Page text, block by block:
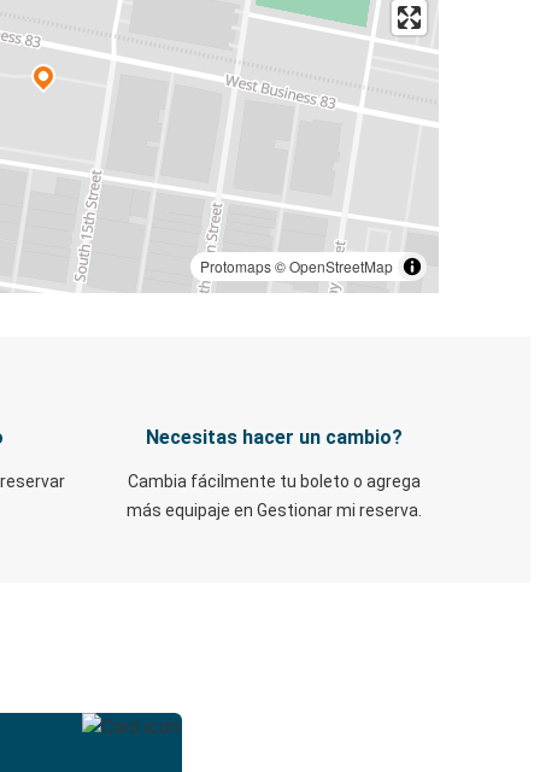
Protomaps©OpenStreetMap
Necesitas hacer un cambio?
Cambia fácilmente tu boleto o agrega
más equipaje en Gestionar mi reserva.